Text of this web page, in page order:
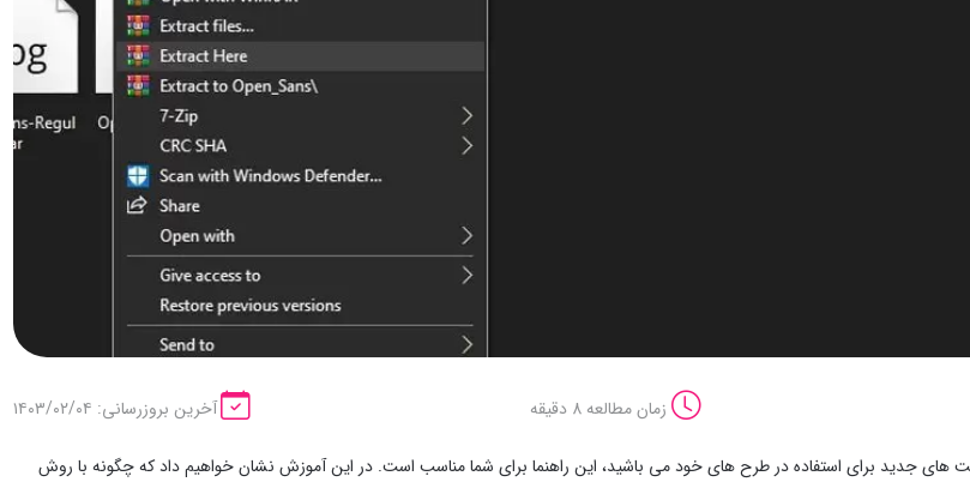
زمان مطالعه 8 دقیقه آخرین بروزرسانی: ۱۴۰۳/۰۲/۰۴
های جدید برای استفاده در طرح های خود می باشید، این راهنما برای شما مناسب است. در این آموزش نشان خواهیم داد که چگونه با روش